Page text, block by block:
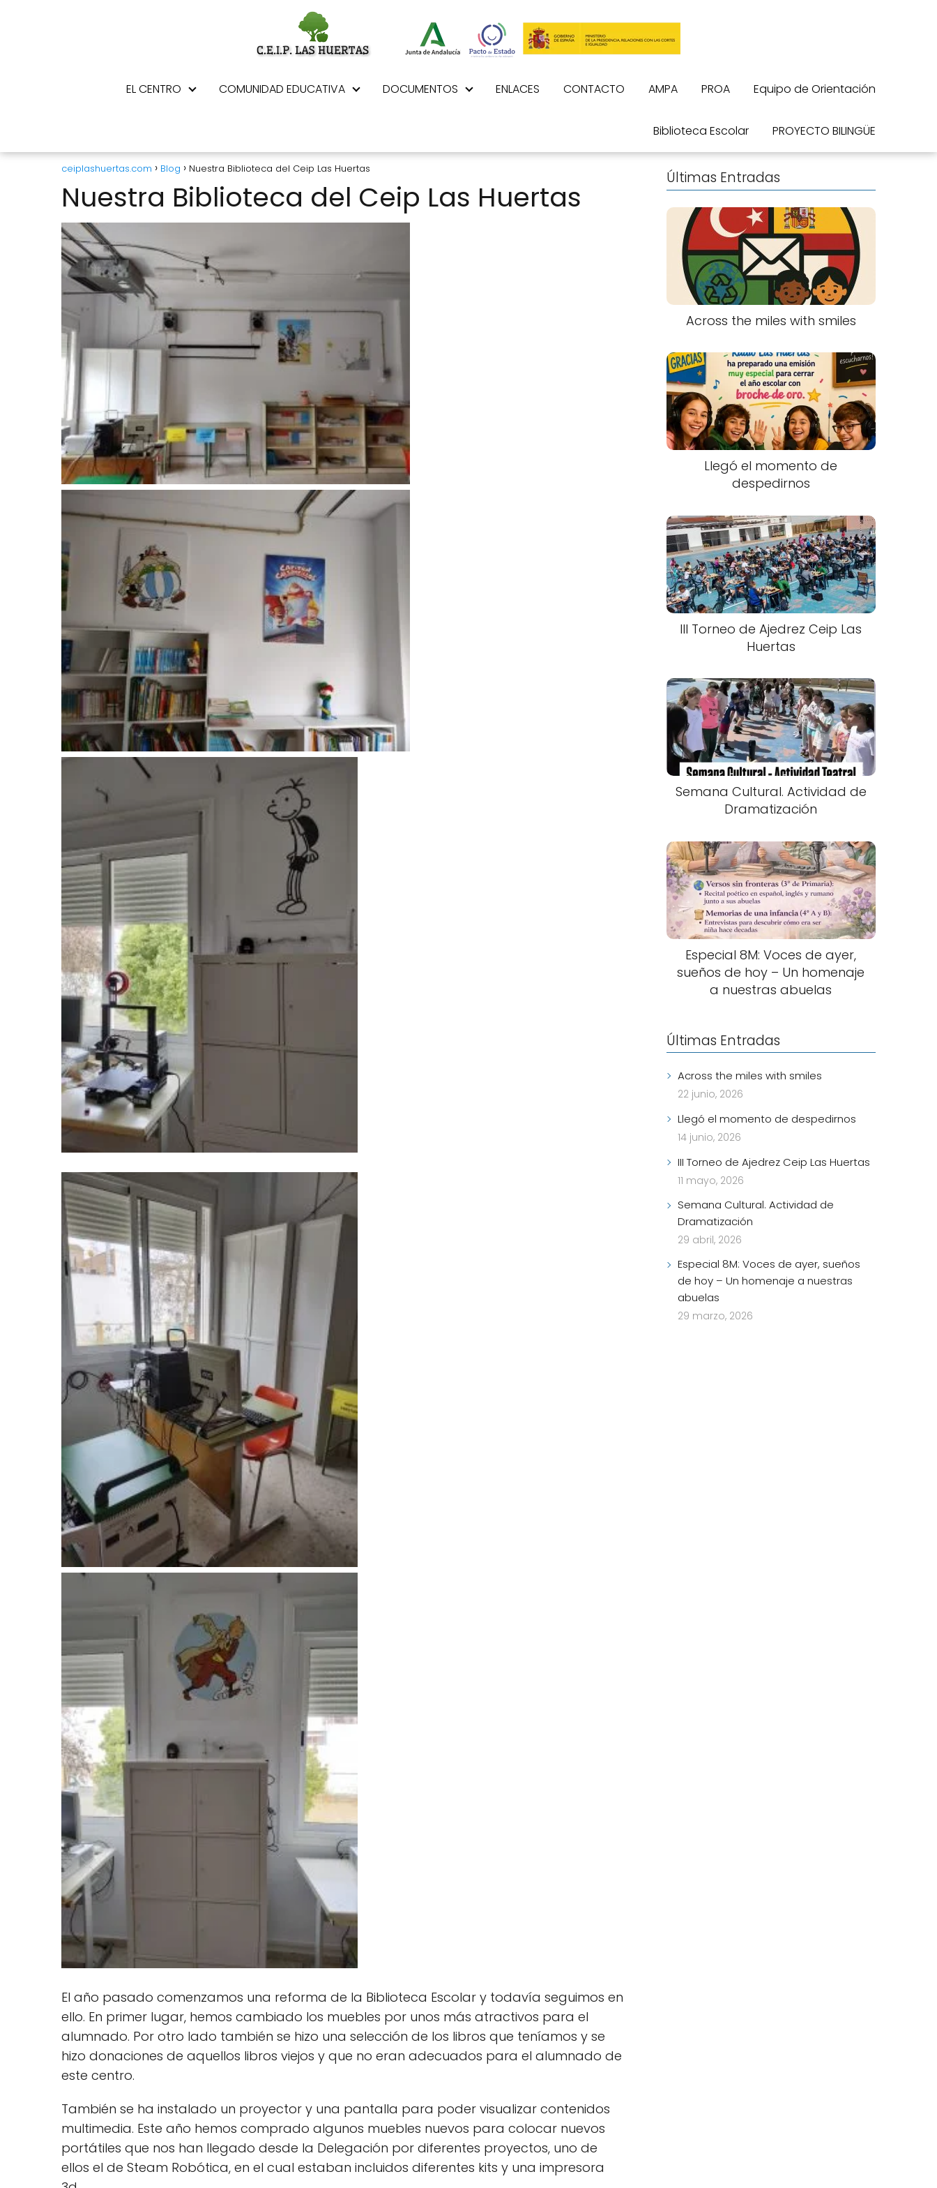
EL CENTRO COMUNIDAD EDUCATIVA DOCUMENTOS ENLACES CONTACTO AMPA PROA Equipo de Orientación
Biblioteca Escolar PROYECTO BILINGÜE
ceiplashuertas.com Blog Nuestra Biblioteca del Ceip Las Huertas
Nuestra Biblioteca del Ceip Las Huertas
El año pasado comenzamos una reforma de la Biblioteca Escolar y todavía seguimos en
ello. En primer lugar, hemos cambiado los muebles por unos más atractivos para el
alumnado. Por otro lado también se hizo una selección de los libros que teníamos y se
hizo donaciones de aquellos libros viejos y que no eran adecuados para el alumnado de
este centro.
También se ha instalado un proyector y una pantalla para poder visualizar contenidos
multimedia. Este año hemos comprado algunos muebles nuevos para colocar nuevos
portátiles que nos han llegado desde la Delegación por diferentes proyectos, uno de
ellos el de Steam Robótica, en el cual estaban incluidos diferentes kits y una impresora
Últimas Entradas
Across the miles with smiles
Llegó el momento de
despedirnos
III Torneo de Ajedrez Ceip Las
Huertas
Semana Cultural. Actividad de
Dramatización
Especial 8M: Voces de ayer,
sueños de hoy – Un homenaje
a nuestras abuelas
Últimas Entradas
Across the miles with smiles
22 junio, 2026
Llegó el momento de despedirnos
14 junio, 2026
III Torneo de Ajedrez Ceip Las Huertas
11 mayo, 2026
Semana Cultural. Actividad de
Dramatización
29 abril, 2026
Especial 8M: Voces de ayer, sueños
de hoy – Un homenaje a nuestras
abuelas
29 marzo, 2026